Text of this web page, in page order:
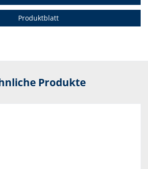
Produktblatt
Produkte